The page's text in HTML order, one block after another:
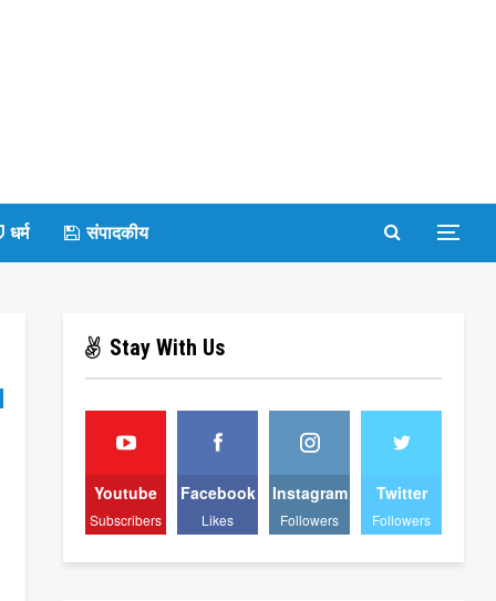
धर्म संपादकीय
Stay With Us
Youtube
Subscribers
Facebook
Likes
Instagram
Followers
Twitter
Followers